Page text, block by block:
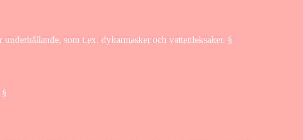
som t.ex. dykarmasker och vattenleksaker. §